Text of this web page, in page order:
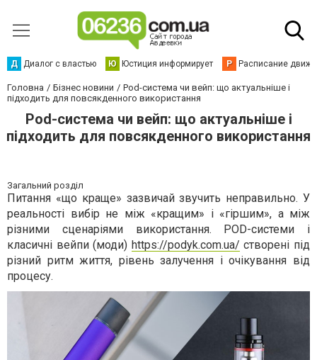
Д Диалог с властью Ю Юстиция информирует Р Расписание
Головна Бізнес новини
Pod-система чи вейп: що актуальніше і
підходить для повсякденного використання
Pod-система чи вейп: що актуальніше і
підходить для повсякденного використання
Загальний розділ
Питання «що краще» зазвичай звучить неправильно. У
реальності вибір не між «кращим» і «гіршим», а між
різними сценаріями використання. POD-системи і
класичні вейпи (моди) https://podyk.com.ua/ створені під
різний ритм життя, рівень залучення і очікування від
процесу.